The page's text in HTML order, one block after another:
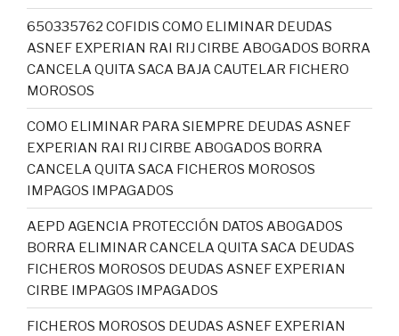
650335762 COFIDIS COMO ELIMINAR DEUDAS
ASNEF EXPERIAN RAI RIJ CIRBE ABOGADOS BORRA
CANCELA QUITA SACA BAJA CAUTELAR FICHERO
MOROSOS
COMO ELIMINAR PARA SIEMPRE DEUDAS ASNEF
EXPERIAN RAI RIJ CIRBE ABOGADOS BORRA
CANCELA QUITA SACA FICHEROS MOROSOS
IMPAGOS IMPAGADOS
AEPD AGENCIA PROTECCIÓN DATOS ABOGADOS
BORRA ELIMINAR CANCELA QUITA SACA DEUDAS
FICHEROS MOROSOS DEUDAS ASNEF EXPERIAN
CIRBE IMPAGOS IMPAGADOS
FICHEROS MOROSOS DEUDAS ASNEF EXPERIAN